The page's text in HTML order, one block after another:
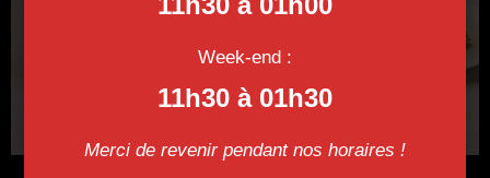
Week-end :
11h30 à 01h30
Merci de revenir pendant nos horaires !